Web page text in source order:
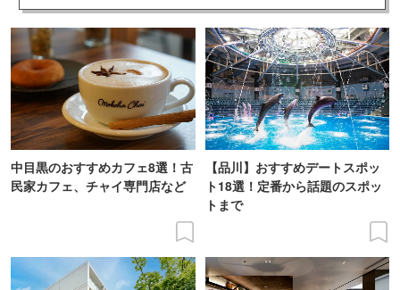
中目黒のおすすめカフェ8選！古
民家カフェ、チャイ専門店など
【品川】おすすめデートスポッ
ト18選！定番から話題のスポッ
トまで